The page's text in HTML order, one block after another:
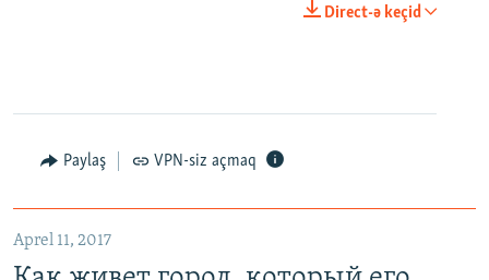
Direct-ə keçid
Paylaş VPN-siz açmaq
Aprel 11, 2017